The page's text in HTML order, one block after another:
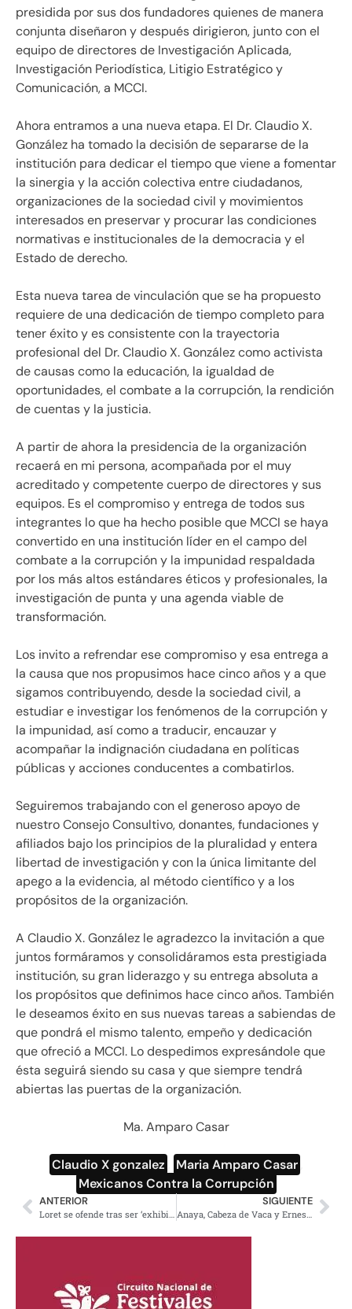
presidida por sus dos fundadores quienes de manera
conjunta diseñaron y después dirigieron, junto con el
equipo de directores de Investigación Aplicada,
Investigación Periodística, Litigio Estratégico y
Comunicación, a MCCI.
Ahora entramos a una nueva etapa. El Dr. Claudio X.
González ha tomado la decisión de separarse de la
institución para dedicar el tiempo que viene a fomentar
la sinergia y la acción colectiva entre ciudadanos,
organizaciones de la sociedad civil y movimientos
interesados en preservar y procurar las condiciones
normativas e institucionales de la democracia y el
Estado de derecho.
Esta nueva tarea de vinculación que se ha propuesto
requiere de una dedicación de tiempo completo para
tener éxito y es consistente con la trayectoria
profesional del Dr. Claudio X. González como activista
de causas como la educación, la igualdad de
oportunidades, el combate a la corrupción, la rendición
de cuentas y la justicia.
A partir de ahora la presidencia de la organización
recaerá en mi persona, acompañada por el muy
acreditado y competente cuerpo de directores y sus
equipos. Es el compromiso y entrega de todos sus
integrantes lo que ha hecho posible que MCCI se haya
convertido en una institución líder en el campo del
combate a la corrupción y la impunidad respaldada
por los más altos estándares éticos y profesionales, la
investigación de punta y una agenda viable de
transformación.
Los invito a refrendar ese compromiso y esa entrega a
la causa que nos propusimos hace cinco años y a que
sigamos contribuyendo, desde la sociedad civil, a
estudiar e investigar los fenómenos de la corrupción y
la impunidad, así como a traducir, encauzar y
acompañar la indignación ciudadana en políticas
públicas y acciones conducentes a combatirlos.
Seguiremos trabajando con el generoso apoyo de
nuestro Consejo Consultivo, donantes, fundaciones y
afiliados bajo los principios de la pluralidad y entera
libertad de investigación y con la única limitante del
apego a la evidencia, al método científico y a los
propósitos de la organización.
A Claudio X. González le agradezco la invitación a que
juntos formáramos y consolidáramos esta prestigiada
institución, su gran liderazgo y su entrega absoluta a
los propósitos que definimos hace cinco años. También
le deseamos éxito en sus nuevas tareas a sabiendas de
que pondrá el mismo talento, empeño y dedicación
que ofreció a MCCI. Lo despedimos expresándole que
ésta seguirá siendo su casa y que siempre tendrá
abiertas las puertas de la organización.
Ma. Amparo Casar
Claudio X gonzalez Maria Amparo Casar
Mexicanos Contra la Corrupción
ANTERIOR SIGUIENTE